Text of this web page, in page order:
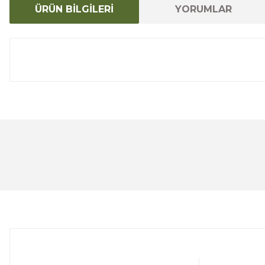
ÜRÜN BİLGİLERİ YORUMLAR